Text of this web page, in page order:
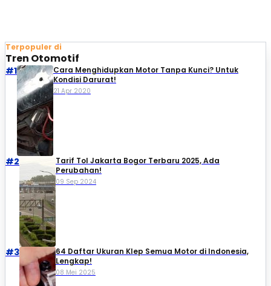
Terpopuler di
Tren Otomotif
#1
Cara Menghidupkan Motor Tanpa Kunci? Untuk
Kondisi Darurat!
21 Apr 2020
#2
Tarif Tol Jakarta Bogor Terbaru 2025, Ada
Perubahan!
09 Sep 2024
#3
64 Daftar Ukuran Klep Semua Motor di Indonesia,
Lengkap!
08 Mei 2025